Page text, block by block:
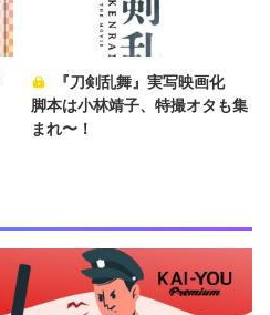
『刀剣乱舞』実写映画化
脚本は小林靖子、特撮オタも集
まれ〜！